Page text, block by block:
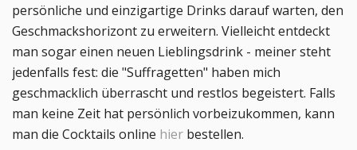
persönliche und einzigartige Drinks darauf warten, den
Geschmackshorizont zu erweitern. Vielleicht entdeckt
man sogar einen neuen Lieblingsdrink - meiner steht
jedenfalls fest: die "Suffragetten" haben mich
geschmacklich überrascht und restlos begeistert. Falls
man keine Zeit hat persönlich vorbeizukommen, kann
man die Cocktails online hier bestellen.